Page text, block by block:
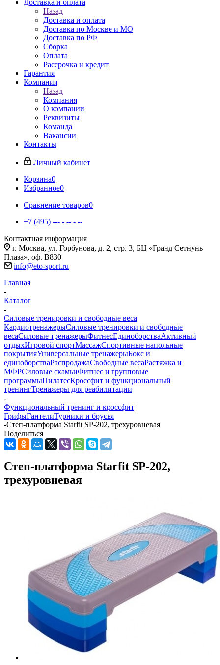
Доставка и оплата
Назад
Доставка и оплата
Доставка по Москве и МО
Доставка по РФ
Сборка
Оплата
Рассрочка и кредит
Гарантия
Компания
Назад
Компания
О компании
Реквизиты
Команда
Вакансии
Контакты
Личный кабинет
Корзина0
Избранное0
Сравнение товаров0
+7 (495) --- - -- - --
Контактная информация
г. Москва, ул. Горбунова, д. 2, стр. 3, БЦ «Гранд Сетнунь
Плаза», оф. В830
info@eto-sport.ru
Главная
-
Каталог
-
Силовые тренировки и свободные веса
КардиотренажерыСиловые тренировки и свободные
весаСиловые тренажерыФитнесЕдиноборстваАктивный
отдыхИгровой спортМассажСпортивные напольные
покрытияУниверсальные тренажерыБокс и
единоборстваРаспродажаСвободные весаРастяжка и
МФРСиловые скамьиФитнес и групповые
программыПилатесКроссфит и функциональный
тренингТренажеры для реабилитации
-
Функциональный тренинг и кроссфит
ГрифыГантелиТурники и брусья
-Степ-платформа Starfit SP-202, трехуровневая
Поделиться
Степ-платформа Starfit SP-202,
трехуровневая